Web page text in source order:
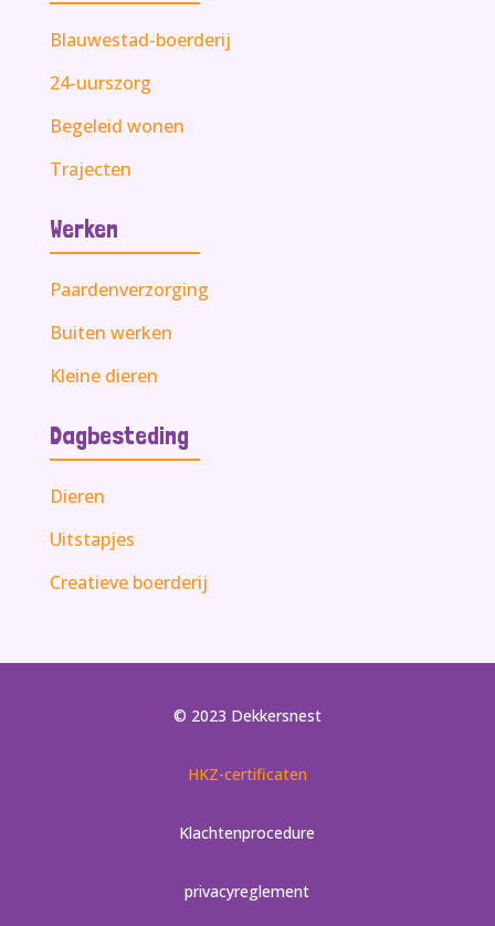
Blauwestad-boerderij
24-uurszorg
Begeleid wonen
Trajecten
Werken
Paardenverzorging
Buiten werken
Kleine dieren
Dagbesteding
Dieren
Uitstapjes
Creatieve boerderij
© 2023 Dekkersnest
HKZ-certificaten
Klachtenprocedure
privacyreglement